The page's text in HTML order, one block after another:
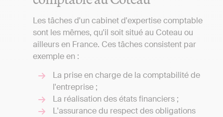
Les tâches d'un cabinet d'expertise comptable
sont les mêmes, qu'il soit situé au Coteau ou
ailleurs en France. Ces tâches consistent par
exemple en :
La prise en charge de la comptabilité de
l'entreprise ;
La réalisation des états financiers ;
L'assurance du respect des obligations